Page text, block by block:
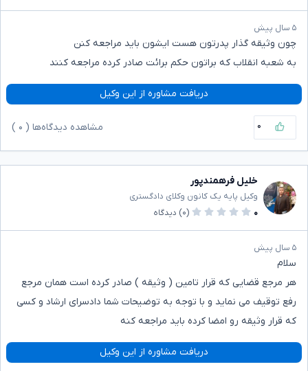
۵ سال پیش
چون وثیقه گذار پدرتون هست ایشون باید مراجعه کنن
به شعبه انقلاب که براتون حکم برائت صادر کرده مراجعه کنند
دریافت مشاوره از این وکیل
۰ مشاهده دیدگاه‌ها ( ۰
خلیل فرهمندپور
وکیل پایه یک کانون وکلای دادگستری
۰
(۰) دیدگاه
۵ سال پیش
سلام
هر مرجع قضایی که قرار تامین ( وثیقه ) صادر کرده است همان مرجع
رفع توقیف می نماید و با توجه به توضیحات شما دادسرای ارشاد و کسی
که قرار وثیقه رو امضا کرده باید مراجعه کنه
دریافت مشاوره از این وکیل